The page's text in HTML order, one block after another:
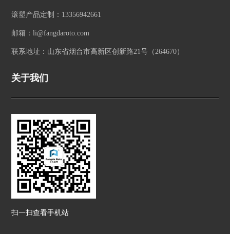
滚塑产品定制：13356942661
邮箱：li@fangdaroto.com
联系地址：山东省烟台市高新区创新路21号（264670）
关于我们
扫一扫查看手机站